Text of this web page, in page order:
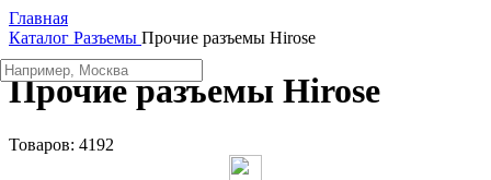
Главная
Каталог Разъeмы Прочие разъемы Hirose
Прочие разъемы Hirose
Товаров: 4192